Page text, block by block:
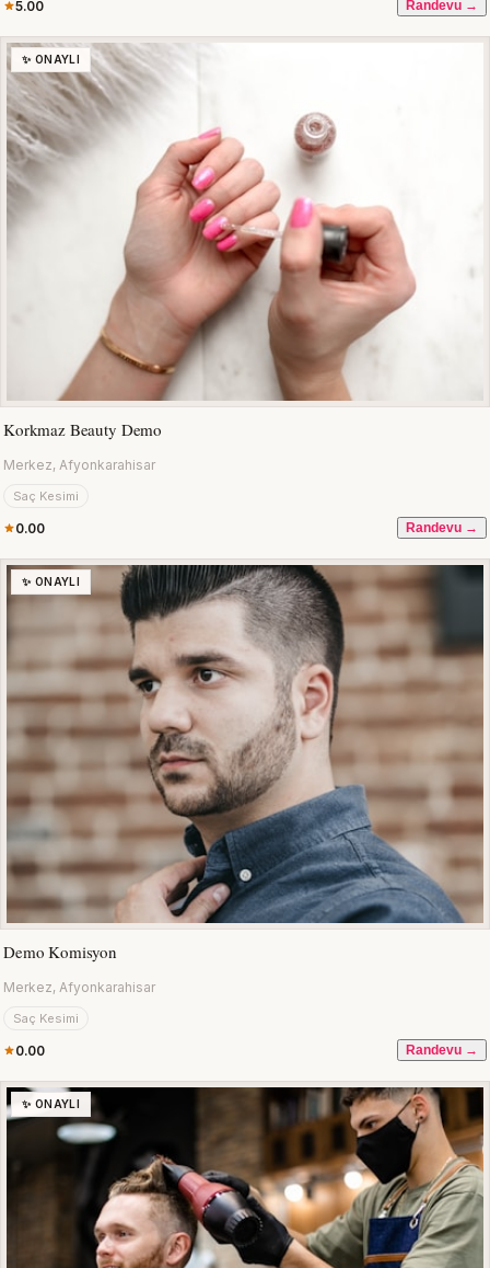
5.00 Randevu →
✨ ONAYLI
Korkmaz Beauty Demo
Merkez, Afyonkarahisar
Saç Kesimi
0.00 Randevu →
✨ ONAYLI
Demo Komisyon
Merkez, Afyonkarahisar
Saç Kesimi
0.00 Randevu →
✨ ONAYLI